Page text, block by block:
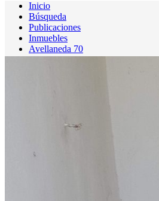
Inicio
Búsqueda
Publicaciones
Inmuebles
Avellaneda 70